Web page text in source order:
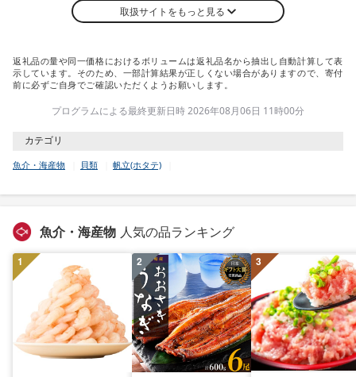
取扱サイトをもっと見る
返礼品の量や同一価格におけるボリュームは返礼品名から抽出し自動計算して表
示しています。そのため、一部計算結果が正しくない場合がありますので、寄付
前に必ずご自身でご確認いただくようお願いします。
プログラムによる最終更新日時 2026年08月06日 11時00分
カテゴリ
魚介・海産物 貝類 帆立(ホタテ)
魚介・海産物 人気の品ランキング
1 2 3